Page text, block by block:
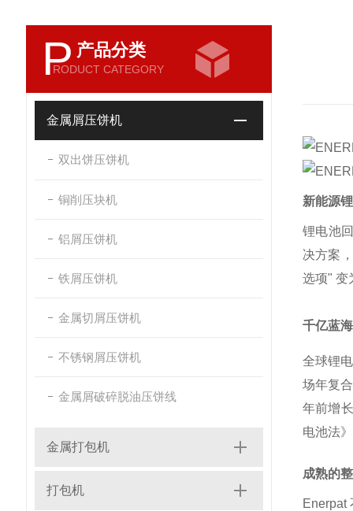
P 产品分类
RODUCT CATEGORY
金属屑压饼机
双出饼压饼机
铜削压块机
铝屑压饼机
铁屑压饼机
金属切屑压饼机
不锈钢屑压饼机
金属屑破碎脱油压饼线
金属打包机
打包机
新能源
锂电池
决方案
选项" 变
千亿蓝
全球锂
场年复
年前增
电池法
成熟的
Enerpat